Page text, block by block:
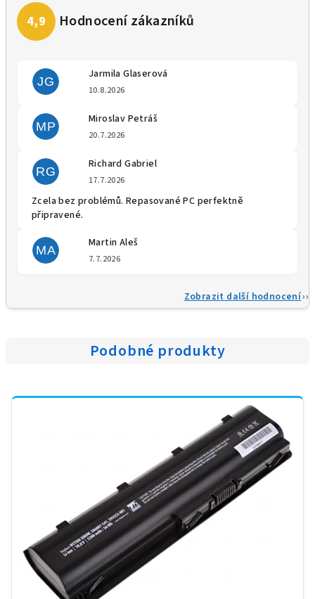
JG
Jarmila Glaserová
10.8.2026
MP
Miroslav Petráš
20.7.2026
RG
Richard Gabriel
17.7.2026
Zcela bez problémů. Repasované PC perfektně
připravené.
MA
Martin Aleš
7.7.2026
Zobrazit další hodnocení
Podobné produkty